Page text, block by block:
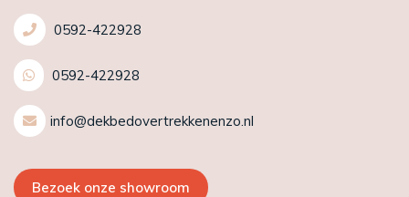
0592-422928
0592-422928
info@dekbedovertrekkenenzo.nl
Bezoek onze showroom